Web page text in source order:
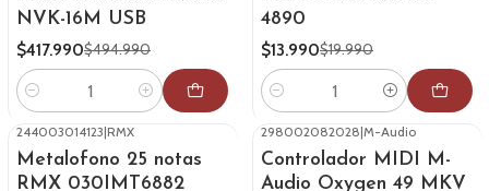
NVK-16M USB
$417.990$494.990
Cantidad
4890
$13.990$19.990
Cantidad
244003014123|RMX
Metalofono 25 notas
RMX 030IMT6882
298002082028|M-Audio
Controlador MIDI M-
Audio Oxygen 49 MKV